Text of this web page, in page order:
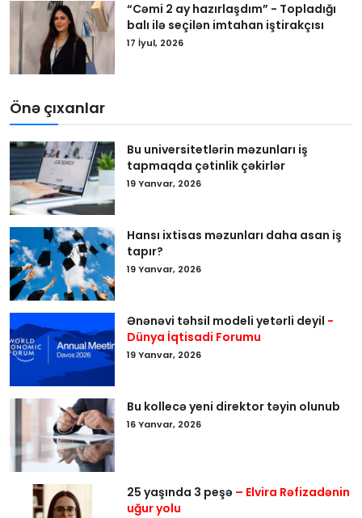
“Cəmi 2 ay hazırlaşdım” - Topladığı
balı ilə seçilən imtahan iştirakçısı
17 İyul, 2026
Önə çıxanlar
Bu universitetlərin məzunları iş
tapmaqda çətinlik çəkirlər
19 Yanvar, 2026
Hansı ixtisas məzunları daha asan iş
tapır?
19 Yanvar, 2026
Ənənəvi təhsil modeli yetərli deyil -
Dünya İqtisadi Forumu
19 Yanvar, 2026
Bu kollecə yeni direktor təyin olunub
16 Yanvar, 2026
25 yaşında 3 peşə – Elvira Rəfizadənin
uğur yolu